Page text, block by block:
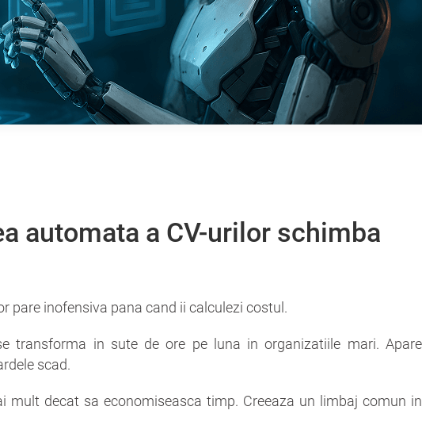
automata a CV-urilor schimba
pare inofensiva pana cand ii calculezi costul.
transforma in sute de ore pe luna in organizatiile mari. Apare
scad.
mult decat sa economiseasca timp. Creeaza un limbaj comun in